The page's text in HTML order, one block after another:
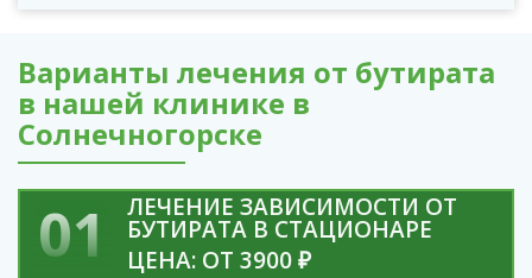
Варианты лечения от бутирата
в нашей клинике в
Солнечногорске
01 ЛЕЧЕНИЕ ЗАВИСИМОСТИ ОТ
БУТИРАТА В СТАЦИОНАРЕ
ЦЕНА: ОТ 3900 ₽